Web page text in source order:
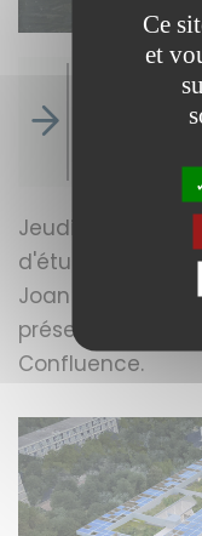
Avignon
Jeudi 22 mars
d'étudiants et
Joan Busquets,
présentaient le
Confluence.
Ce
et